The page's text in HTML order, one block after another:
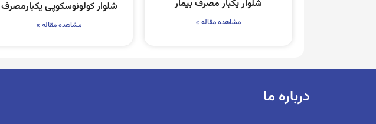
شلوار یکبار مصرف بیمار
مشاهده مقاله »
شلوار کولونوسکوپی یکبارمصرف
مشاهده مقاله »
درباره ما